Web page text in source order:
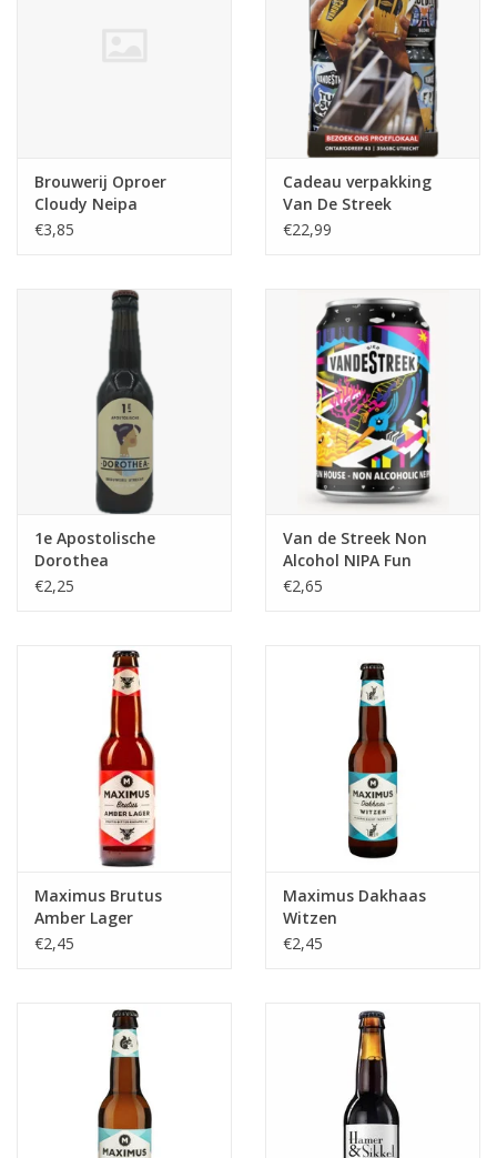
Brouwerij Oproer
Cloudy Neipa
€3,85
Cadeau verpakking
Van De Streek
€22,99
1e Apostolische
Dorothea
€2,25
Van de Streek Non
Alcohol NIPA Fun
House
€2,65
Maximus Brutus
Amber Lager
€2,45
Maximus Dakhaas
Witzen
€2,45